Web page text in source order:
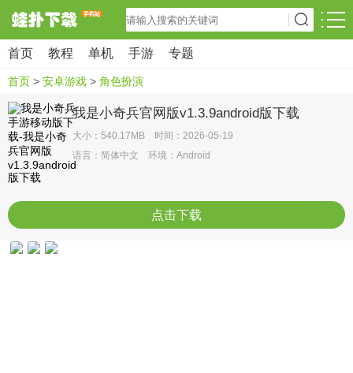
首页 教程 单机 手游 专题
首页 > 安卓游戏 > 角色扮演
我是小奇兵官网版v1.3.9android版下载
大小：540.17MB 时间：2026-05-19
语言：简体中文 环境：Android
点击下载